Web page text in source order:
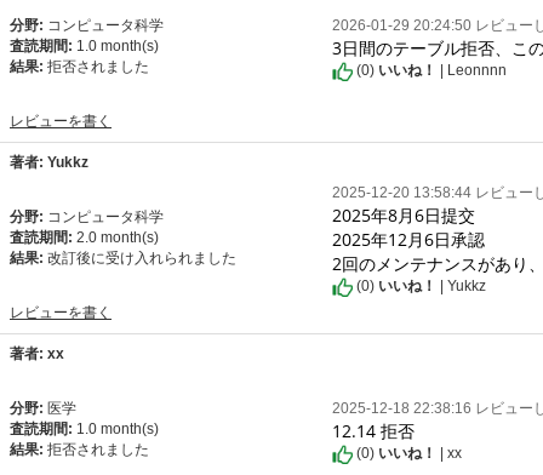
分野: コンピュータ科学
査読期間: 1.0 month(s)
結果: 拒否されました
レビューを書く
2026-01-29 20:24:50 レビュー
3日間のテーブル拒否、こ
(0) いいね！ | Leonnnn
著者: Yukkz
分野: コンピュータ科学
査読期間: 2.0 month(s)
結果: 改訂後に受け入れられました
レビューを書く
2025-12-20 13:58:44 レビュー
2025年8月6日提交
2025年12月6日承認
2回のメンテナンスがあり
(0) いいね！ | Yukkz
著者: xx
分野: 医学
査読期間: 1.0 month(s)
結果: 拒否されました
2025-12-18 22:38:16 レビュー
12.14 拒否
(0) いいね！ | xx